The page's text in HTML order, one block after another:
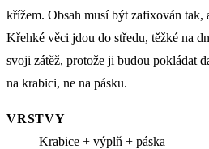
křížem. Obsah musí být zafixován tak,
Křehké věci jdou do středu, těžké na
svoji zátěž, protože ji budou pokládat
na krabici, ne na pásku.
VRSTVY
Krabice + výplň + páska